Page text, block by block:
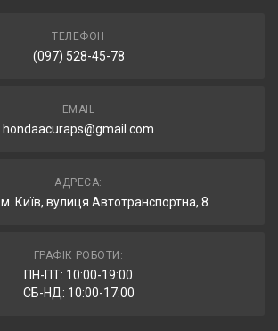
ТЕЛЕФОН
(097) 528-45-78
EMAIL
hondaacuraps@gmail.com
АДРЕСА:
м. Київ, вулиця Автотранспортна, 8
ГРАФІК РОБОТИ:
ПН-ПТ: 10:00-19:00
СБ-НД: 10:00-17:00